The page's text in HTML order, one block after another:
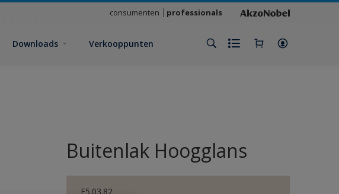
consumenten professionals
Downloads Verkooppunten
Buitenlak Hoogglans
E5.03.82